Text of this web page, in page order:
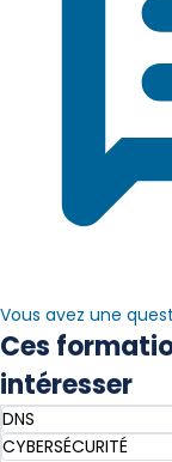
Vous avez une
Ces
intéresser
DNS
CYBERSÉCURITÉ